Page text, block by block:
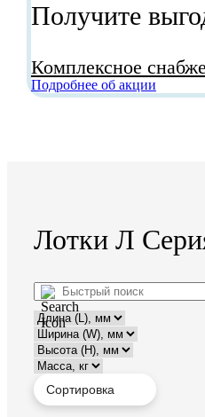
Получите
Комплексное
Подробнее об акции
Лотки Л